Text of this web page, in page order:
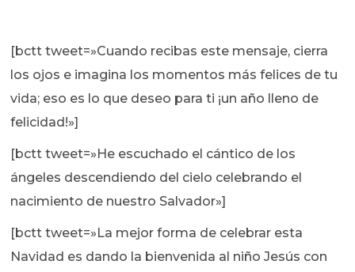
[bctt tweet=»Cuando recibas este mensaje, cierra
los ojos e imagina los momentos más felices de tu
vida; eso es lo que deseo para ti ¡un año lleno de
felicidad!»]
[bctt tweet=»He escuchado el cántico de los
ángeles descendiendo del cielo celebrando el
nacimiento de nuestro Salvador»]
[bctt tweet=»La mejor forma de celebrar esta
Navidad es dando la bienvenida al niño Jesús con